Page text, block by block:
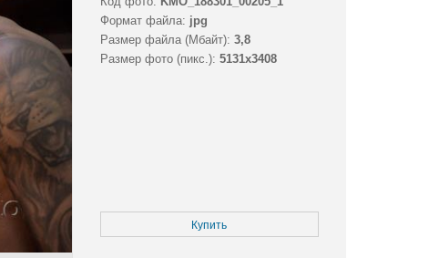
Формат файла: jpg
Размер файла (Мбайт): 3,8
Размер фото (пикс.): 5131x3408
Купить